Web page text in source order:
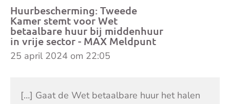
Huurbescherming: Tweede
Kamer stemt voor Wet
betaalbare huur bij middenhuur
in vrije sector - MAX Meldpunt
25 april 2024 om 22:05
[…] Gaat de Wet betaalbare huur het halen